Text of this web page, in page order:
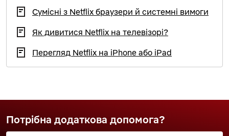
Сумісні з Netflix браузери й системні вимоги
Як дивитися Netflix на телевізорі?
Перегляд Netflix на iPhone або iPad
Потрібна додаткова допомога?